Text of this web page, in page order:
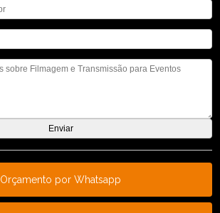
Orçamento por Whatsapp